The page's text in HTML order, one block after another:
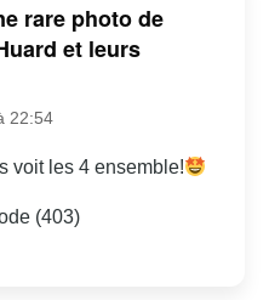
rare photo de
et leurs
22:54
voit les 4 ensemble!
(403)